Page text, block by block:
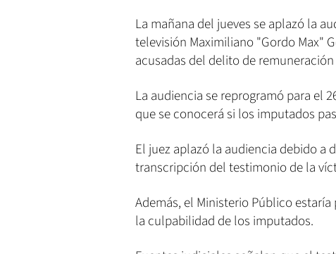
La mañana del jueves se aplazó la
televisión Maximiliano "Gordo Max"
acusadas del delito de
La audiencia se reprogramó para el
que se conocerá si los imputados
El juez aplazó la audiencia debido a
transcripción del testimonio de la
Además, el Ministerio Público
la culpabilidad de los imputados.